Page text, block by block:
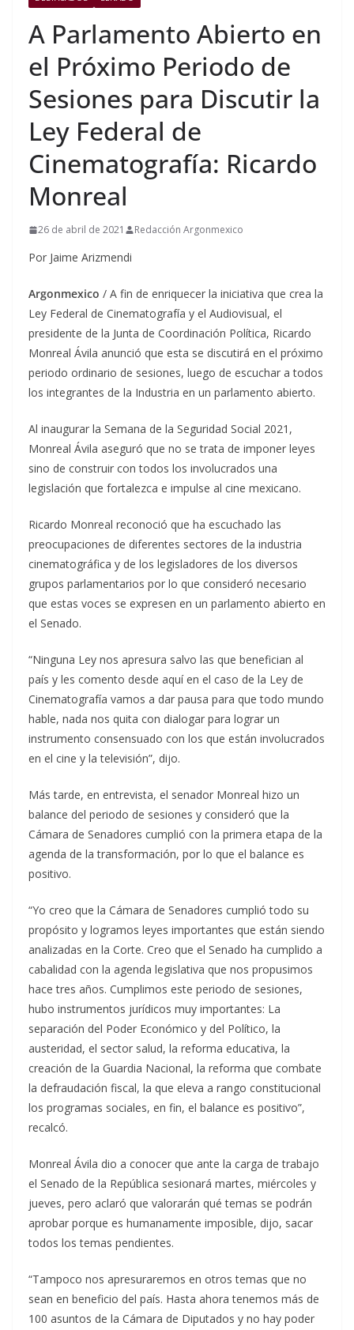
A Parlamento Abierto en
el Próximo Periodo de
Sesiones para Discutir la
Ley Federal de
Cinematografía: Ricardo
Monreal
26 de abril de 2021 Redacción Argonmexico
Por Jaime Arizmendi
Argonmexico / A fin de enriquecer la iniciativa que crea la
Ley Federal de Cinematografía y el Audiovisual, el
presidente de la Junta de Coordinación Política, Ricardo
Monreal Ávila anunció que esta se discutirá en el próximo
periodo ordinario de sesiones, luego de escuchar a todos
los integrantes de la Industria en un parlamento abierto.
Al inaugurar la Semana de la Seguridad Social 2021,
Monreal Ávila aseguró que no se trata de imponer leyes
sino de construir con todos los involucrados una
legislación que fortalezca e impulse al cine mexicano.
Ricardo Monreal reconoció que ha escuchado las
preocupaciones de diferentes sectores de la industria
cinematográfica y de los legisladores de los diversos
grupos parlamentarios por lo que consideró necesario
que estas voces se expresen en un parlamento abierto en
el Senado.
“Ninguna Ley nos apresura salvo las que benefician al
país y les comento desde aquí en el caso de la Ley de
Cinematografía vamos a dar pausa para que todo mundo
hable, nada nos quita con dialogar para lograr un
instrumento consensuado con los que están involucrados
en el cine y la televisión”, dijo.
Más tarde, en entrevista, el senador Monreal hizo un
balance del periodo de sesiones y consideró que la
Cámara de Senadores cumplió con la primera etapa de la
agenda de la transformación, por lo que el balance es
positivo.
“Yo creo que la Cámara de Senadores cumplió todo su
propósito y logramos leyes importantes que están siendo
analizadas en la Corte. Creo que el Senado ha cumplido a
cabalidad con la agenda legislativa que nos propusimos
hace tres años. Cumplimos este periodo de sesiones,
hubo instrumentos jurídicos muy importantes: La
separación del Poder Económico y del Político, la
austeridad, el sector salud, la reforma educativa, la
creación de la Guardia Nacional, la reforma que combate
la defraudación fiscal, la que eleva a rango constitucional
los programas sociales, en fin, el balance es positivo”,
recalcó.
Monreal Ávila dio a conocer que ante la carga de trabajo
el Senado de la República sesionará martes, miércoles y
jueves, pero aclaró que valorarán qué temas se podrán
aprobar porque es humanamente imposible, dijo, sacar
todos los temas pendientes.
“Tampoco nos apresuraremos en otros temas que no
sean en beneficio del país. Hasta ahora tenemos más de
100 asuntos de la Cámara de Diputados y no hay poder